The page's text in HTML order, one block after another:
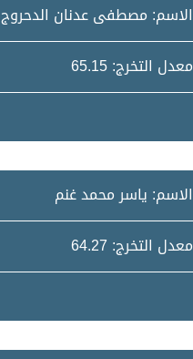
الاسم: مصطفى عدنان الدحروج
معدل التخرج: 65.15
الاسم: ياسر محمد غنم
معدل التخرج: 64.27